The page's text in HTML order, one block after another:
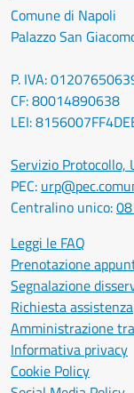
Comune di Napoli
Palazzo San
P. IVA:
CF: 80014890638
LEI:
Servizio Protocollo,
PEC:
Centralino unico:
Leggi le FAQ
Prenotazione
Segnalazione
Richiesta assistenza
Amministrazione
Informativa privacy
Cookie Policy